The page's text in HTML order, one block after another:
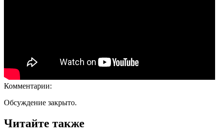
Комментарии:
Обсуждение закрыто.
Читайте также